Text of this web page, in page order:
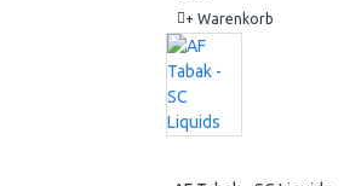
+ Warenkorb